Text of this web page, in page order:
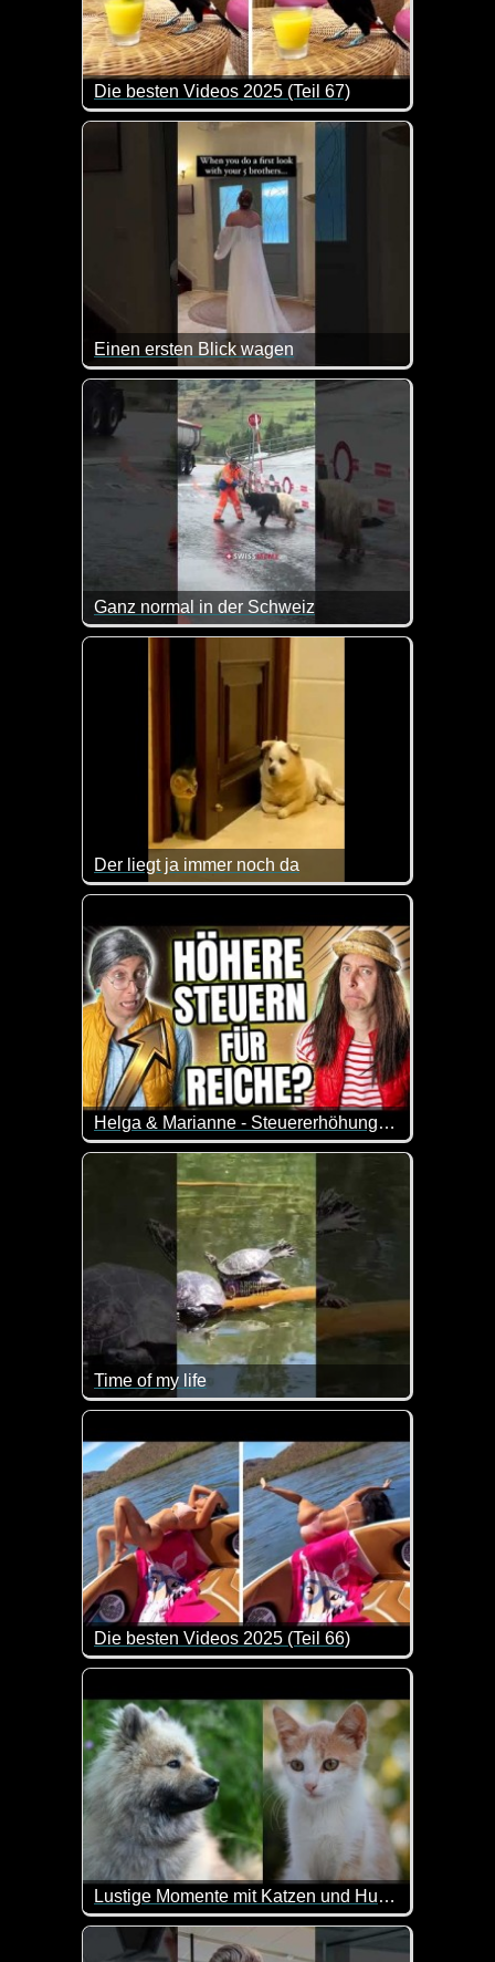
Die besten Videos 2025 (Teil 67)
Eine tolle Zusammenstellung von lustigen
Einen ersten Blick wagen
Wenn du so viele Brüder hast und alle wagen mit
Ganz normal in der Schweiz
Haha, das erlebt man auch nicht überall :-)
Der liegt ja immer noch da
Das sieht man auch selten, dass eine Katze
Helga & Marianne - Steuererhöhung für Reiche?
Helga & Marianne diskutieren an ihrem
Dafür finden sie ein sehr gutes Beispiel aus ihrem
Time of my life
Dieser Dirty Dancing Song passt doch prima zum
Die besten Videos 2025 (Teil 66)
Eine tolle Zusammenstellung von lustigen
Lustige Momente mit Katzen und Hunden
Eine weitere Zusammenstellung wirklich lustiger